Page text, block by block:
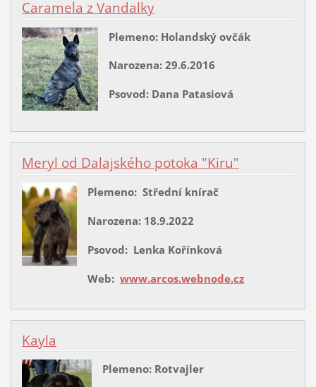
Caramela z Vandalky
Plemeno: Holandský ovčák
Narozena: 29.6.2016
Psovod: Dana Patasiová
Meryl od Dalajského potoka "Kiru"
Plemeno: Střední knírač
Narozena: 18.9.2022
Psovod: Lenka Kořínková
Web: www.arcos.webnode.cz
Kayla
Plemeno: Rotvajler